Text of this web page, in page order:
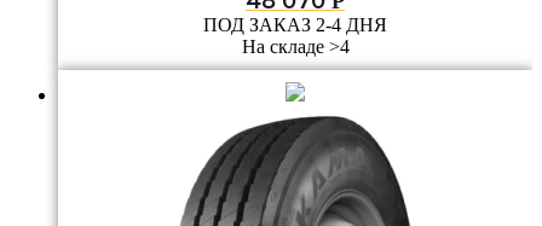
ПОД ЗАКАЗ 2-4 ДНЯ
На складе >4